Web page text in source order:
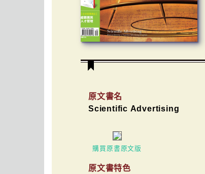
原文書名
Scientific Advertising
購買原書原文版
原文書特色